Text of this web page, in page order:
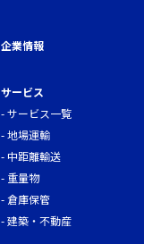
企業情報
サービス
サービス一覧
地場運輸
中距離輸送
重量物
倉庫保管
建築・不動産